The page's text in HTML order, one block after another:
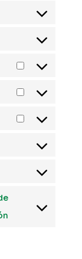
wordpress
google-
analytics
Consent
Consent
roundcube
Consent
Consent
Consent
Consent
complianz
Consent
to
serviceConsent